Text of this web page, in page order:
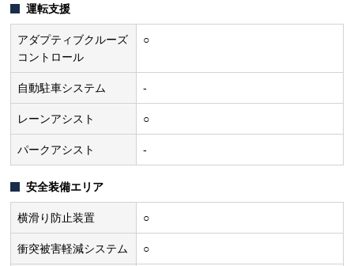
運転支援
アダプティブクルーズ
コントロール
○
自動駐車システム -
レーンアシスト ○
パークアシスト -
安全装備エリア
横滑り防止装置 ○
衝突被害軽減システム ○